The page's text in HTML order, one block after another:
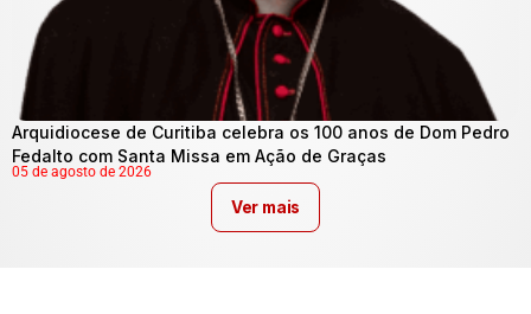
Arquidiocese de Curitiba celebra os 100 anos de Dom Pedro
Fedalto com Santa Missa em Ação de Graças
05 de agosto de 2026
Ver mais